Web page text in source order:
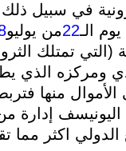
في سبيل
الـ22من يوليو
تمتلك
ومركزه الذي
الأموال منها
اليونيسف
الدولي اكثر مما